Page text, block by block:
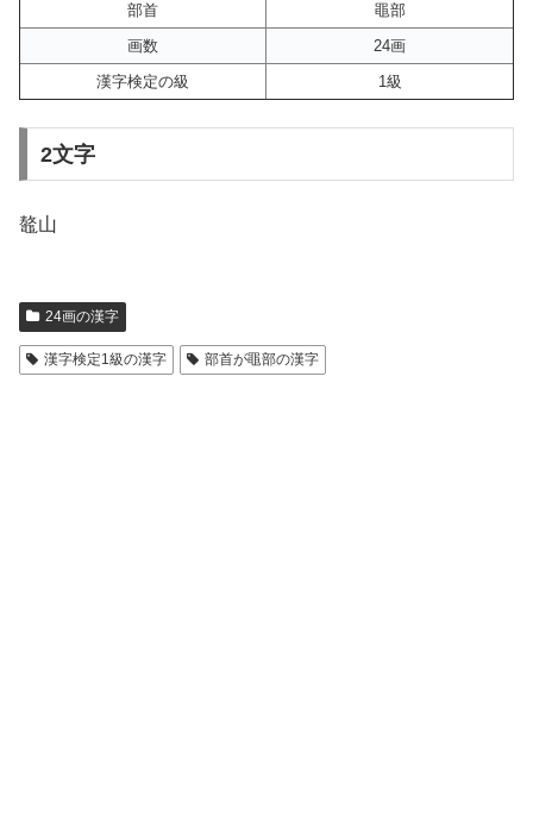
部首
黽部
画数
24画
漢字検定の級
1級
2文字
鼇山
24画の漢字
漢字検定1級の漢字 部首が黽部の漢字